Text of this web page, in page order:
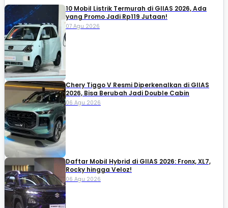
10 Mobil Listrik Termurah di GIIAS 2026, Ada
yang Promo Jadi Rp119 Jutaan!
07 Agu 2026
Chery Tiggo V Resmi Diperkenalkan di GIIAS
2026, Bisa Berubah Jadi Double Cabin
06 Agu 2026
Daftar Mobil Hybrid di GIIAS 2026: Fronx, XL7,
Rocky hingga Veloz!
06 Agu 2026